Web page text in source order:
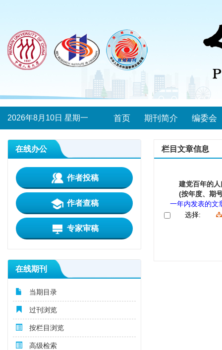
2026年8月10日 星期一 首页 期刊简介 编委会
在线办公
作者投稿
作者查稿
专家审稿
在线期刊
当期目录
过刊浏览
按栏目浏览
高级检索
栏目文章信息
建党百年的
(按年度、期
一年内发表的文
选择: